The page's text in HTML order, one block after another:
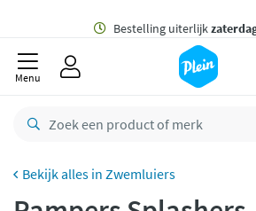
Bestelling uiterlijkzaterdag
retourneren
CO2 neutraal
Betaal met Klarna
Menu
Zwemluiers